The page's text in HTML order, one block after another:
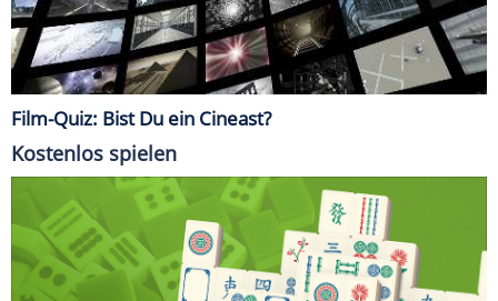
Film-Quiz: Bist Du ein Cineast?
Kostenlos spielen